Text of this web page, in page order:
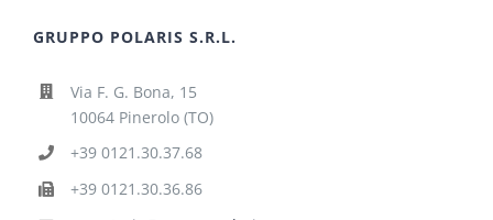
GRUPPO POLARIS S.R.L.
Via F. G. Bona, 15
10064 Pinerolo (TO)
+39 0121.30.37.68
+39 0121.30.36.86